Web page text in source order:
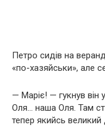
Петро сидів на
«по-хазяйськи», але
— Маріє! — гукнув він
Оля… наша Оля. Там
тепер якийсь великий